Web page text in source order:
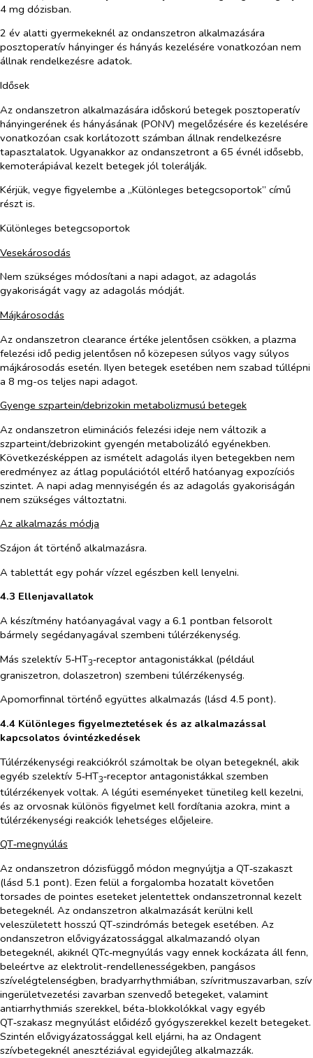
4 mg dózisban.
2 év alatti gyermekeknél az ondanszetron alkalmazására
posztoperatív hányinger és hányás kezelésére vonatkozóan nem
állnak rendelkezésre adatok.
Idősek
Az ondanszetron alkalmazására időskorú betegek posztoperatív
hányingerének és hányásának (PONV) megelőzésére és kezelésére
vonatkozóan csak korlátozott számban állnak rendelkezésre
tapasztalatok. Ugyanakkor az ondanszetront a 65 évnél idősebb,
kemoterápiával kezelt betegek jól tolerálják.
Kérjük, vegye figyelembe a „Különleges betegcsoportok” című
részt is.
Különleges betegcsoportok
Vesekárosodás
Nem szükséges módosítani a napi adagot, az adagolás
gyakoriságát vagy az adagolás módját.
Májkárosodás
Az ondanszetron clearance értéke jelentősen csökken, a plazma
felezési idő pedig jelentősen nő közepesen súlyos vagy súlyos
májkárosodás esetén. Ilyen betegek esetében nem szabad túllépni
a 8 mg-os teljes napi adagot.
Gyenge szpartein/debrizokin metabolizmusú betegek
Az ondanszetron eliminációs felezési ideje nem változik a
szparteint/debrizokint gyengén metabolizáló egyénekben.
Következésképpen az ismételt adagolás ilyen betegekben nem
eredményez az átlag populációtól eltérő hatóanyag expozíciós
szintet. A napi adag mennyiségén és az adagolás gyakoriságán
nem szükséges változtatni.
Az alkalmazás módja
Szájon át történő alkalmazásra.
A tablettát egy pohár vízzel egészben kell lenyelni.
4.3 Ellenjavallatok
A készítmény hatóanyagával vagy a 6.1 pontban felsorolt
bármely segédanyagával szembeni túlérzékenység.
Más szelektív 5‑HT3‑receptor antagonistákkal (például
graniszetron, dolaszetron) szembeni túlérzékenység.
Apomorfinnal történő együttes alkalmazás (lásd 4.5 pont).
4.4 Különleges figyelmeztetések és az alkalmazással
kapcsolatos óvintézkedések
Túlérzékenységi reakciókról számoltak be olyan betegeknél, akik
egyéb szelektív 5‑HT3‑receptor antagonistákkal szemben
túlérzékenyek voltak. A légúti eseményeket tünetileg kell kezelni,
és az orvosnak különös figyelmet kell fordítania azokra, mint a
túlérzékenységi reakciók lehetséges előjeleire.
QT‑megnyúlás
Az ondanszetron dózisfüggő módon megnyújtja a QT‑szakaszt
(lásd 5.1 pont). Ezen felül a forgalomba hozatalt követően
torsades de pointes eseteket jelentettek ondanszetronnal kezelt
betegeknél. Az ondanszetron alkalmazását kerülni kell
veleszületett hosszú QT‑szindrómás betegek esetében. Az
ondanszetron elővigyázatossággal alkalmazandó olyan
betegeknél, akiknél QTc‑megnyúlás vagy ennek kockázata áll fenn,
beleértve az elektrolit-rendellenességekben, pangásos
szívelégtelenségben, bradyarrhythmiában, szívritmuszavarban, szív
ingerületvezetési zavarban szenvedő betegeket, valamint
antiarrhythmiás szerekkel, béta-blokkolókkal vagy egyéb
QT‑szakasz megnyúlást előidéző gyógyszerekkel kezelt betegeket.
Szintén elővigyázatossággal kell eljárni, ha az Ondagent
szívbetegeknél anesztéziával egyidejűleg alkalmazzák.